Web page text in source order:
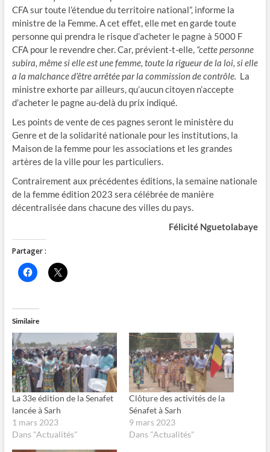
CFA sur toute l’étendue du territoire national”, informe la
ministre de la Femme. A cet effet, elle met en garde toute
personne qui prendra le risque d’acheter le pagne à 5000 F
CFA pour le revendre cher. Car, prévient-t-elle, “cette personne
subira, même si elle est une femme, toute la rigueur de la loi, si elle
a la malchance d’être arrêtée par la commission de contrôle. La
ministre exhorte par ailleurs, qu’aucun citoyen n’accepte
d’acheter le pagne au-delà du prix indiqué.
Les points de vente de ces pagnes seront le ministère du
Genre et de la solidarité nationale pour les institutions, la
Maison de la femme pour les associations et les grandes
artères de la ville pour les particuliers.
Contrairement aux précédentes éditions, la semaine nationale
de la femme édition 2023 sera célébrée de manière
décentralisée dans chacune des villes du pays.
Félicité Nguetolabaye
Partager :
C
l
e
p
o
u
r
p
a
r
t
a
g
e
r
s
u
r
C
l
o
u
r
p
a
r
t
a
g
e
r
Similaire
La 33e édition de la Senafet
lancée à Sarh
1 mars 2023
Dans "Actualités"
Clôture des activités de la
Sénafet à Sarh
9 mars 2023
Dans "Actualités"